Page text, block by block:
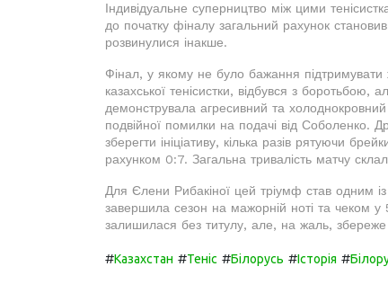
Індивідуальне суперництво між цими
до початку фіналу загальний рахунок
розвинулися інакше.
Фінал, у якому не було бажання підтримувати
казахської тенісистки, відбувся з боротьбою,
демонструвала агресивний та
подвійної помилки на подачі від Соболенко.
зберегти ініціативу, кілька разів рятуючи
рахунком 0:7. Загальна тривалість матчу
Для Єлени Рибакіної цей тріумф став одним
завершила сезон на мажорній ноті та чеком у
залишилася без титулу, але, на жаль, збереже
#Казахстан #Теніс #Білорусь #Історія #